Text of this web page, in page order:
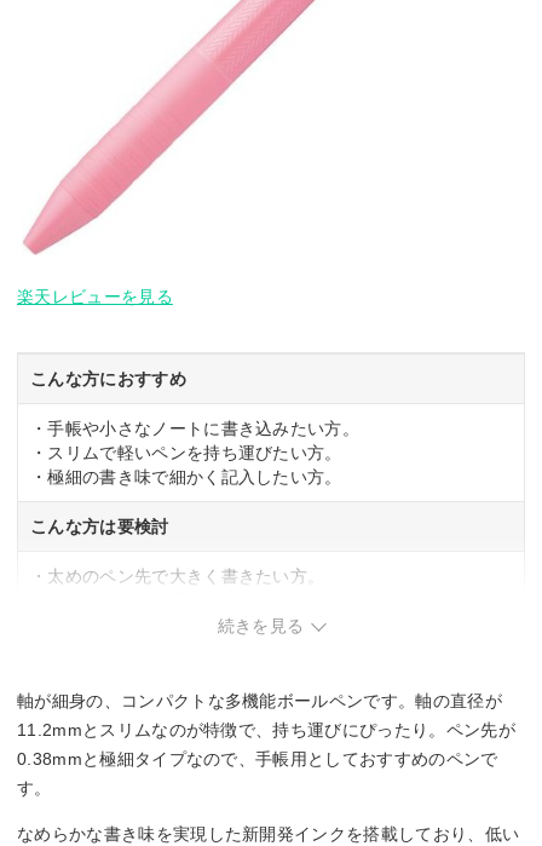
楽天レビューを見る
こんな方におすすめ
・手帳や小さなノートに書き込みたい方。
・スリムで軽いペンを持ち運びたい方。
・極細の書き味で細かく記入したい方。
こんな方は要検討
・太めのペン先で大きく書きたい方。
続きを見る
軸が細身の、コンパクトな多機能ボールペンです。軸の直径が
11.2mmとスリムなのが特徴で、持ち運びにぴったり。ペン先が
0.38mmと極細タイプなので、手帳用としておすすめのペンで
す。
なめらかな書き味を実現した新開発インクを搭載しており、低い